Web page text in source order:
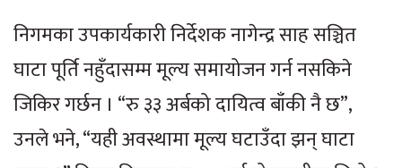
निगमका उपकार्यकारी निर्देशक नागेन्द्र साह सञ्चित
घाटा पूर्ति नहुँदासम्म मूल्य समायोजन गर्न नसकिने
जिकिर गर्छन । “रु ३३ अर्बको दायित्व बाँकी नै छ”,
उनले भने, “यही अवस्थामा मूल्य घटाउँदा झन् घाटा